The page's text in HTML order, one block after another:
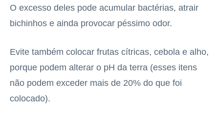
O excesso deles pode acumular bactérias, atrair
bichinhos e ainda provocar péssimo odor.
Evite também colocar frutas cítricas, cebola e alho,
porque podem alterar o pH da terra (esses itens
não podem exceder mais de 20% do que foi
colocado).